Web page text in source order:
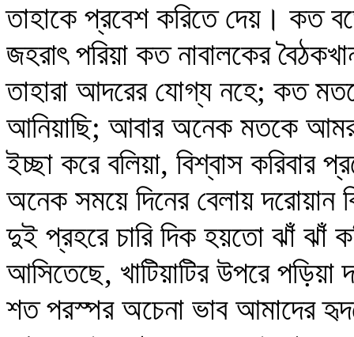
তাহাকে প্রবেশ করিতে দেয়। কত
জহরাৎ পরিয়া কত নাবালকের
তাহারা আদরের যোগ্য নহে; কত
আনিয়াছি; আবার অনেক মতকে আমরা
ইচ্ছা করে বলিয়া, বিশ্বাস
অনেক সময়ে দিনের বেলায় দরোয়ান
দুই প্রহরে চারি দিক হয়তো ঝাঁ ঝাঁ
আসিতেছে, খাটিয়াটির উপরে
শত পরস্পর অচেনা ভাব আমাদের